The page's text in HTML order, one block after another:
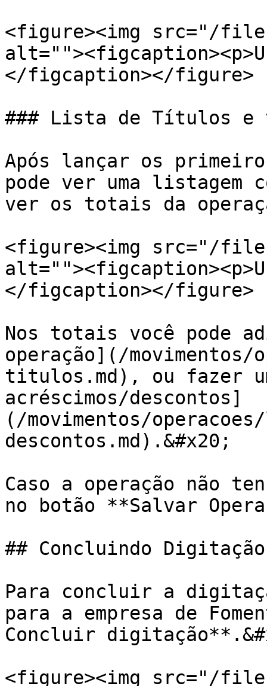
<figure><img src="/files/
</figcaption></figure>
### Lista de Títulos e
Após lançar os
pode ver uma listagem
ver os totais da
<figure><img src="/files/
</figcaption></figure>
Nos totais você pode
operação](/movimentos/
titulos.md), ou fazer
acréscimos/descontos]
(/movimentos/
descontos.md).&#x20;
Caso a operação não
no botão **Salvar
## Concluindo Digitação
Para concluir a
para a empresa de
Concluir
<figure><img src="/